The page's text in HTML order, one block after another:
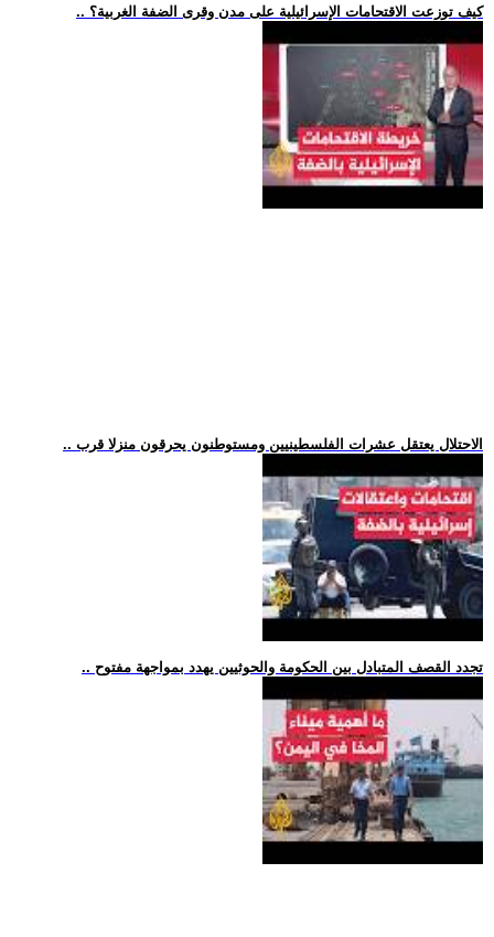
.. كيف توزعت الاقتحامات الإسرائيلية على مدن وقرى الضفة الغربية؟
.. الاحتلال يعتقل عشرات الفلسطينيين ومستوطنون يحرقون منزلا قرب
.. تجدد القصف المتبادل بين الحكومة والحوثيين يهدد بمواجهة مفتوح